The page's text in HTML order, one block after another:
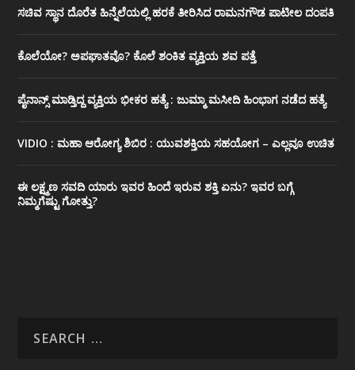
ಸಚಿವ ಸ್ಥಾನ ದೊರೆತ ಹಿನ್ನೆಲೆಯಲ್ಲಿ ಹರಕೆ ತೀರಿಸಿದ ರಾಮನಗೌಡ ಪಾಟೀಲ ದಂಪತಿ
ಕೊಲೆಯೋ? ಅಪಘಾತವೊ? ಕೊಲೆ ಶಂಕಿತ ವ್ಯಕ್ತಿಯ ಶವ ಪತ್ತೆ
ಪೈನಾನ್ಸ್ ಮಾಡ್ತಿದ್ದ ವ್ಯಕ್ತಿಯ ಭೀಕರ‌ ಹತ್ಯೆ : ಜುಮ್ಮಾ ಮಸೀದಿ ಹಿಂಭಾಗ ನಡೆದ ಹತ್ಯೆ
VIDIO : ಮಹಾ ಆರೋಗ್ಯ ಶಿಬಿರ : ಯುವಶಕ್ತಿಯ ಸಹಯೋಗ – ಎಲ್ಲವೂ ಉಚಿತ
ಈ ಲಕ್ಷ್ಮಣ ಸವದಿ ಯಾರು ಇವರ ಹಿಂದೆ ಇರುವ ಶಕ್ತಿ ಏನು? ಇವರ ಬಗ್ಗೆ
ನಿಮ್ಮಗೆಷ್ಟು ಗೋತ್ತು?